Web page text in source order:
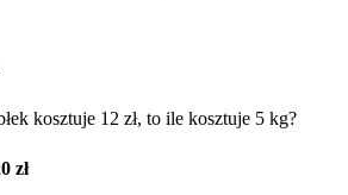
kosztuje 12 zł, to ile kosztuje 5 kg?
zł